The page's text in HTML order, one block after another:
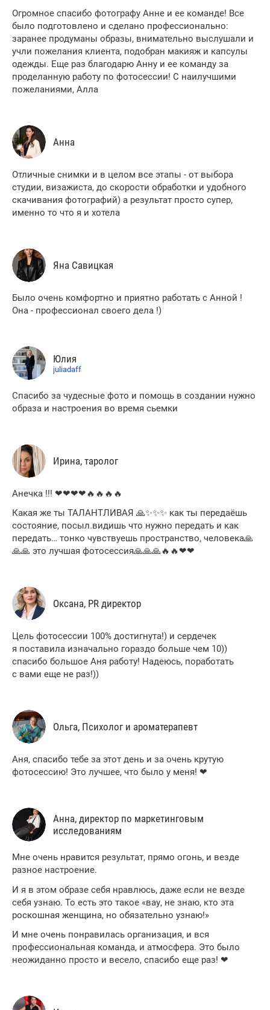
Огромное спасибо фотографу Анне и ее команде! Все
было подготовлено и сделано профессионально:
заранее продуманы образы, внимательно выслушали и
учли пожелания клиента, подобран макияж и капсулы
одежды. Еще раз благодарю Анну и ее команду за
проделанную работу по фотосессии! С наилучшими
пожеланиями, Алла
Анна
Отличные снимки и в целом все этапы - от выбора
студии, визажиста, до скорости обработки и удобного
скачивания фотографий) а результат просто супер,
именно то что я и хотела
Яна Савицкая
Было очень комфортно и приятно работать с Анной !
Она - профессионал своего дела !)
Юлия
juliadaff
Спасибо за чудесные фото и помощь в создании нужно
образа и настроения во время сьемки
Ирина, таролог
Анечка !!! ❤❤❤❤🔥🔥🔥🔥
Какая же ты ТАЛАНТЛИВАЯ 🙏✨✨✨ как ты передаёшь
состояние, посыл.видишь что нужно передать и как
передать… тонко чувствуешь пространство, человека🙏
🙏🙏 это лучшая фотосессия🙏🙏🙏🔥🔥❤❤
Оксана, PR директор
Цель фотосессии 100% достигнута!) и сердечек
я поставила изначально гораздо больше чем 10))
спасибо большое Аня работу! Надеюсь, поработать
с вами еще не раз!))
Ольга, Психолог и ароматерапевт
Аня, спасибо тебе за этот день и за очень крутую
фотосессию! Это лучшее, что было у меня! ❤
Анна, директор по маркетинговым
исследованиям
Мне очень нравится результат, прямо огонь, и везде
разное настроение.
И я в этом образе себя нравлюсь, даже если не везде
себя узнаю. То есть это такое «вау, не знаю, кто эта
роскошная женщина, но обязательно узнаю!»
И мне очень понравилась организация, и вся
профессиональная команда, и атмосфера. Это было
неожиданно просто и весело, спасибо еще раз! ❤